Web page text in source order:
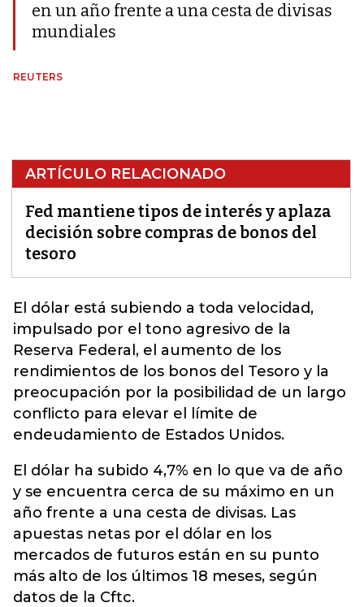
en un año frente a una cesta de divisas
mundiales
REUTERS
ARTÍCULO RELACIONADO
Fed mantiene tipos de interés y aplaza
decisión sobre compras de bonos del
tesoro
El dólar está subiendo a toda velocidad,
impulsado por el tono agresivo de la
Reserva Federal, el aumento de los
rendimientos de los bonos del Tesoro y la
preocupación por la posibilidad de un largo
conflicto para elevar el límite de
endeudamiento de Estados Unidos.
El dólar ha subido 4,7% en lo que va de año
y se encuentra cerca de su máximo en un
año frente a una cesta de divisas. Las
apuestas netas por el dólar en los
mercados de futuros están en su punto
más alto de los últimos 18 meses, según
datos de la Cftc.